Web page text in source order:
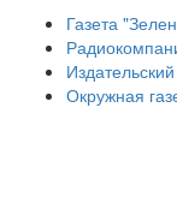
Газета
Окружная